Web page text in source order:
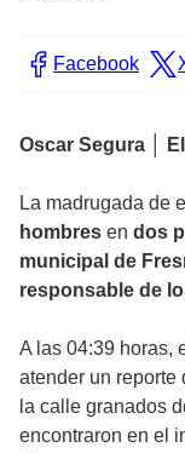
Facebook
Oscar Segura │
La madrugada de
hombres en dos
municipal de
responsable de
A las 04:39 horas,
atender un reporte
la calle granados
encontraron en el